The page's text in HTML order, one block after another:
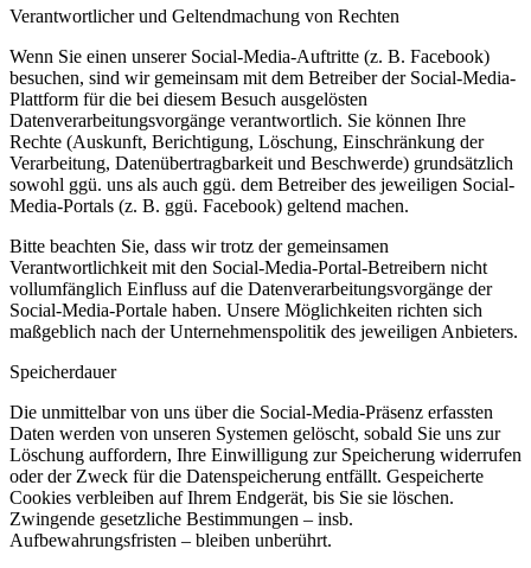
Verantwortlicher und Geltendmachung von Rechten
Wenn Sie einen unserer Social-Media-Auftritte (z. B. Facebook)
besuchen, sind wir gemeinsam mit dem Betreiber der Social-Media-
Plattform für die bei diesem Besuch ausgelösten
Datenverarbeitungsvorgänge verantwortlich. Sie können Ihre
Rechte (Auskunft, Berichtigung, Löschung, Einschränkung der
Verarbeitung, Datenübertragbarkeit und Beschwerde) grundsätzlich
sowohl ggü. uns als auch ggü. dem Betreiber des jeweiligen Social-
Media-Portals (z. B. ggü. Facebook) geltend machen.
Bitte beachten Sie, dass wir trotz der gemeinsamen
Verantwortlichkeit mit den Social-Media-Portal-Betreibern nicht
vollumfänglich Einfluss auf die Datenverarbeitungsvorgänge der
Social-Media-Portale haben. Unsere Möglichkeiten richten sich
maßgeblich nach der Unternehmenspolitik des jeweiligen Anbieters.
Speicherdauer
Die unmittelbar von uns über die Social-Media-Präsenz erfassten
Daten werden von unseren Systemen gelöscht, sobald Sie uns zur
Löschung auffordern, Ihre Einwilligung zur Speicherung widerrufen
oder der Zweck für die Datenspeicherung entfällt. Gespeicherte
Cookies verbleiben auf Ihrem Endgerät, bis Sie sie löschen.
Zwingende gesetzliche Bestimmungen – insb.
Aufbewahrungsfristen – bleiben unberührt.